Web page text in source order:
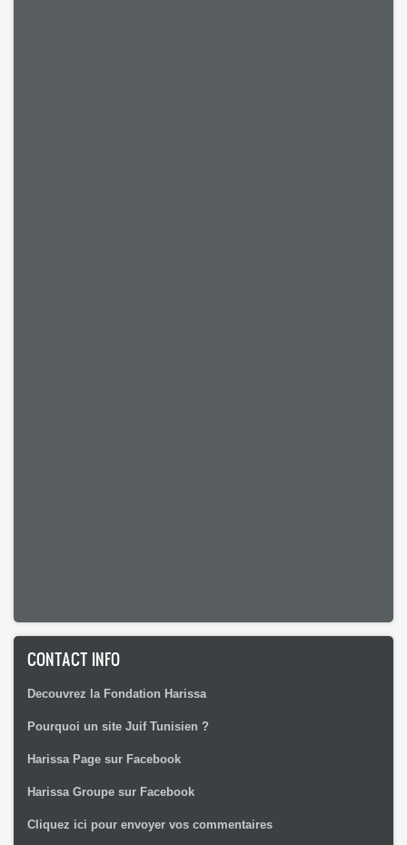
CONTACT INFO
Decouvrez la Fondation Harissa
Pourquoi un site Juif Tunisien ?
Harissa Page sur Facebook
Harissa Groupe sur Facebook
Cliquez ici pour envoyer vos commentaires